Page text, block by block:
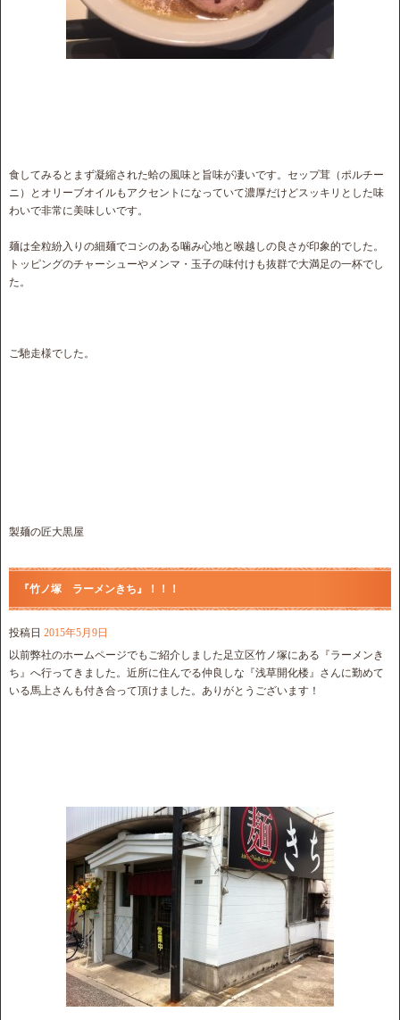
食してみるとまず凝縮された蛤の風味と旨味が凄いです。セップ茸（ポルチー
ニ）とオリーブオイルもアクセントになっていて濃厚だけどスッキリとした味
わいで非常に美味しいです。
麺は全粒紛入りの細麺でコシのある噛み心地と喉越しの良さが印象的でした。
トッピングのチャーシューやメンマ・玉子の味付けも抜群で大満足の一杯でし
た。
ご馳走様でした。
製麺の匠大黒屋
『竹ノ塚 ラーメンきち』！！！
投稿日 2015年5月9日
以前弊社のホームページでもご紹介しました足立区竹ノ塚にある『ラーメンき
ち』へ行ってきました。近所に住んでる仲良しな『浅草開化楼』さんに勤めて
いる馬上さんも付き合って頂けました。ありがとうございます！